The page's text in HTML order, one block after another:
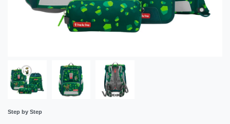
Step by Step